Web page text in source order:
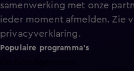
samenwerking met onze
ieder moment afmelden. Zie
privacyverklaring.
Populaire programma's